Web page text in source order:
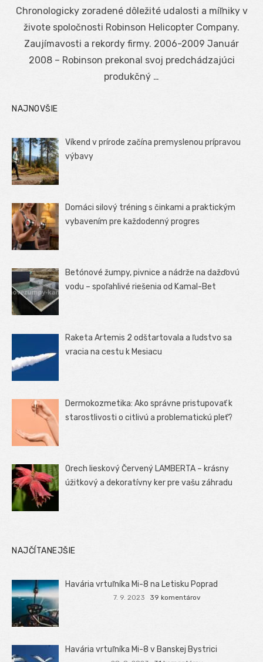
Chronologicky zoradené dôležité udalosti a míľniky v
živote spoločnosti Robinson Helicopter Company.
Zaujímavosti a rekordy firmy. 2006-2009 Január
2008 – Robinson prekonal svoj predchádzajúci
produkčný …
NAJNOVŠIE
Víkend v prírode začína premyslenou prípravou
výbavy
Domáci silový tréning s činkami a praktickým
vybavením pre každodenný progres
Betónové žumpy, pivnice a nádrže na dažďovú
vodu – spoľahlivé riešenia od Kamal-Bet
Raketa Artemis 2 odštartovala a ľudstvo sa
vracia na cestu k Mesiacu
Dermokozmetika: Ako správne pristupovať k
starostlivosti o citlivú a problematickú pleť?
Orech lieskový Červený LAMBERTA – krásny
úžitkový a dekoratívny ker pre vašu záhradu
NAJČÍTANEJŠIE
Havária vrtuľníka Mi-8 na Letisku Poprad
7. 9. 2023 39 komentárov
Havária vrtuľníka Mi-8 v Banskej Bystrici